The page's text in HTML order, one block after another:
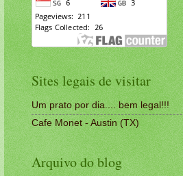
Sites legais de visitar
Um prato por dia.... bem legal!!!
Cafe Monet - Austin (TX)
Arquivo do blog